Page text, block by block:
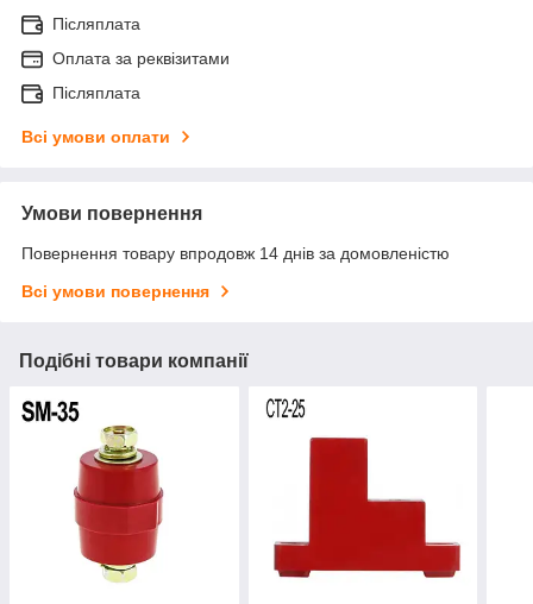
Післяплата
Оплата за реквізитами
Післяплата
Всі умови оплати
Умови повернення
Повернення товару впродовж 14 днів за домовленістю
Всі умови повернення
Подібні товари компанії